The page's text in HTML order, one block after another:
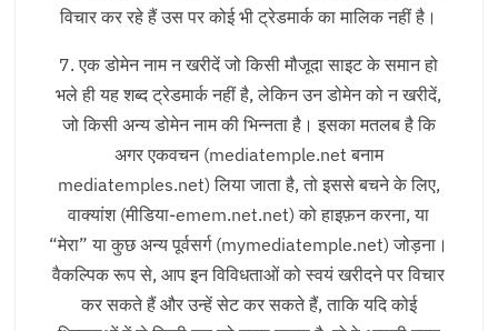
विचार कर रहे हैं उस पर कोई भी ट्रेडमार्क का मालिक नहीं है।
7. एक डोमेन नाम न खरीदें जो किसी मौजूदा साइट के समान हो
भले ही यह शब्द ट्रेडमार्क नहीं है, लेकिन उन डोमेन को न खरीदें,
जो किसी अन्य डोमेन नाम की भिन्नता है। इसका मतलब है कि
अगर एकवचन (mediatemple.net बनाम
mediatemples.net) लिया जाता है, तो इससे बचने के लिए,
वाक्यांश (मीडिया-emem.net.net) को हाइफ़न करना, या
“मेरा” या कुछ अन्य पूर्वसर्ग (mymediatemple.net) जोड़ना।
वैकल्पिक रूप से, आप इन विविधताओं को स्वयं खरीदने पर विचार
कर सकते हैं और उन्हें सेट कर सकते हैं, ताकि यदि कोई